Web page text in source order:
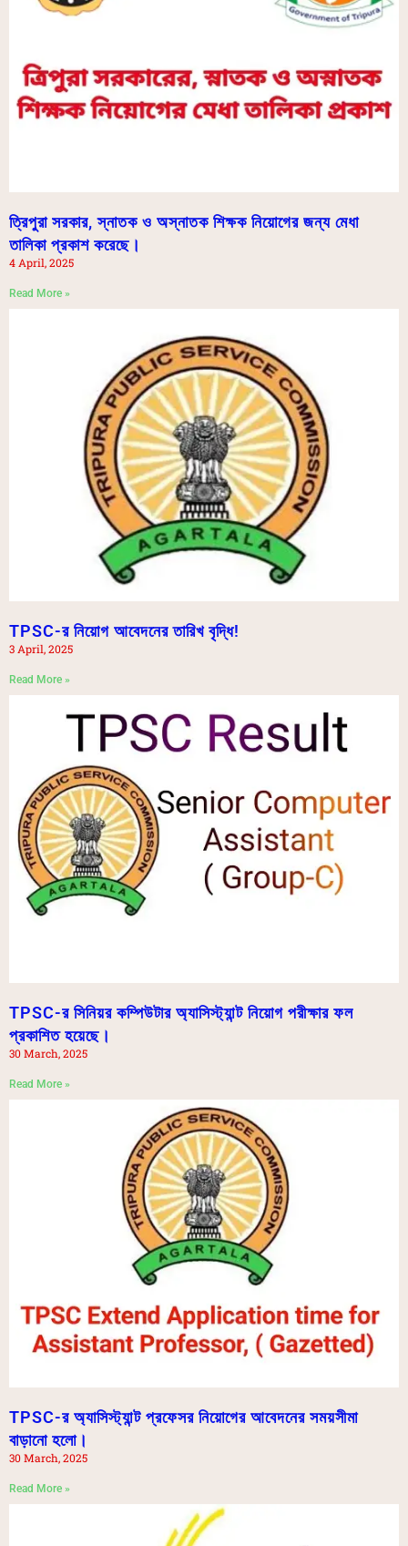
ত্রিপুরা সরকার, স্নাতক ও অস্নাতক শিক্ষক নিয়োগের জন্য মেধা
তালিকা প্রকাশ করেছে।
4 April, 2025
Read More »
TPSC-র নিয়োগ আবেদনের তারিখ বৃদ্ধি!
3 April, 2025
Read More »
TPSC-র সিনিয়র কম্পিউটার অ্যাসিস্ট্যান্ট নিয়োগ পরীক্ষার ফল
প্রকাশিত হয়েছে।
30 March, 2025
Read More »
TPSC-র অ্যাসিস্ট্যান্ট প্রফেসর নিয়োগের আবেদনের সময়সীমা
বাড়ানো হলো।
30 March, 2025
Read More »